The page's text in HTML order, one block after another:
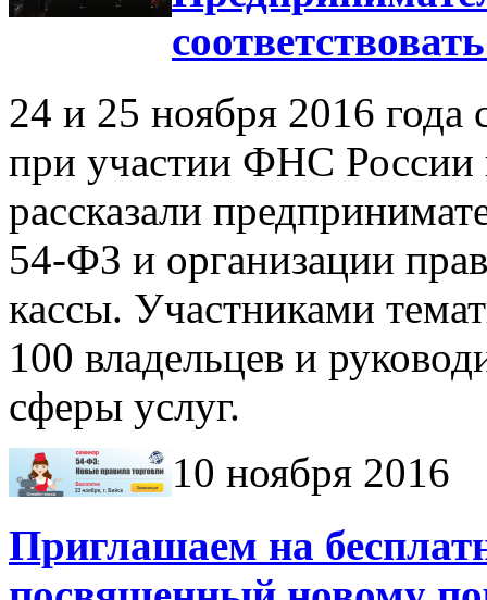
24 и 25 ноября 2016 года
при участии ФНС России
рассказали
54-ФЗ и организации
кассы. Участниками
100 владельцев и
сферы услуг.
10 ноября 2016
Приглашаем на